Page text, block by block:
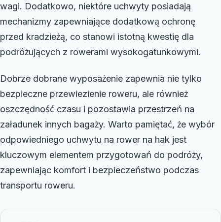
wagi. Dodatkowo, niektóre uchwyty posiadają
mechanizmy zapewniające dodatkową ochronę
przed kradzieżą, co stanowi istotną kwestię dla
podróżujących z rowerami wysokogatunkowymi.
Dobrze dobrane wyposażenie zapewnia nie tylko
bezpieczne przewiezienie roweru, ale również
oszczędność czasu i pozostawia przestrzeń na
załadunek innych bagaży. Warto pamiętać, że wybór
odpowiedniego uchwytu na rower na hak jest
kluczowym elementem przygotowań do podróży,
zapewniając komfort i bezpieczeństwo podczas
transportu roweru.